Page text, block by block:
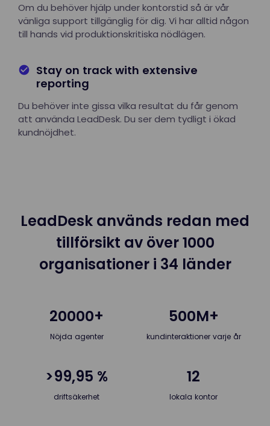
Om du behöver hjälp under kontorstid så är vår
vänliga support tillgänglig för dig. Vi har alltid någon
till hands vid produktionskritiska nödlägen.
Stay on track with extensive
reporting
Du behöver inte gissa vilka resultat du får genom
att använda LeadDesk. Du ser dem tydligt i ökad
kundnöjdhet.
LeadDesk används redan med
tillförsikt av över 1000
organisationer i 34 länder
20000+
Nöjda agenter
500M+
kundinteraktioner varje år
>99,95 %
driftsäkerhet
12
lokala kontor